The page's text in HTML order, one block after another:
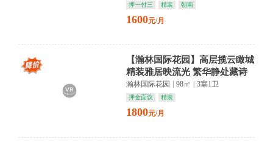
押一付三 精装 朝南
1600元/月
【瀚林国际花园】高层揽云瞰城
精装雅居映流光 繁华静处藏诗
行
瀚林国际花园 98㎡ 3室1卫
押金面议 精装
1800元/月